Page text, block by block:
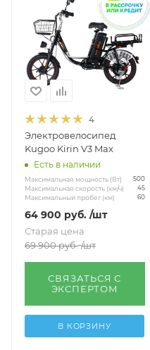
4
Электровелосипед
Kugoo Kirin V3 Max
Есть в наличии
Максимальная мощность (Вт) 500
Максимальная скорость (км/ч) 45
Максимальный пробег (км) 60
64 900 руб. /шт
Старая цена
69 900руб. /шт
СВЯЗАТЬСЯ С
ЭКСПЕРТОМ
В КОРЗИНУ